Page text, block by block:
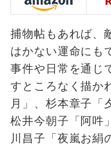
捕物帖もあれば、
はかない運命にも
事件や日常を通じ
すところなく描か
月」、杉本章子「
松井今朝子「阿吽
川昌子「夜嵐お絹